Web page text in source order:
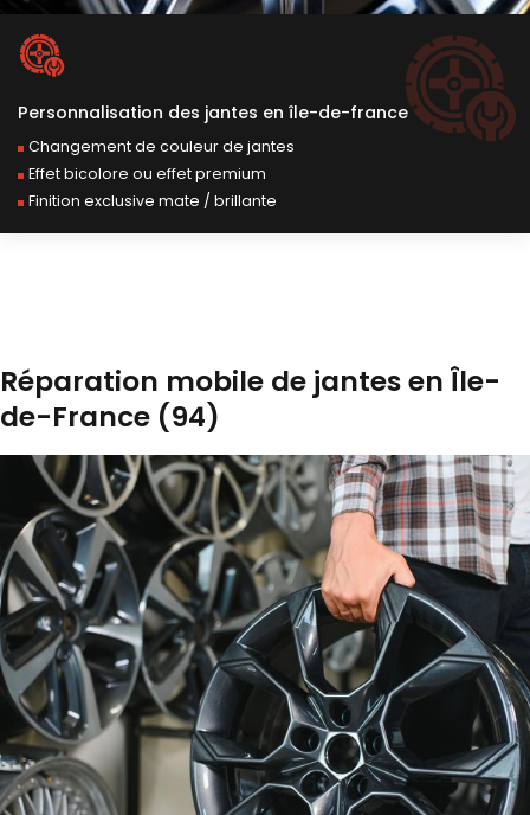
personnalisation des jantes en île-de-france
Changement de couleur de jantes
Effet bicolore ou effet premium
Finition exclusive mate / brillante
Réparation mobile de jantes en Île-
de-France (94)